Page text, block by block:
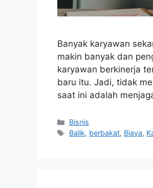
Banyak karyawan
makin banyak dan
karyawan berkinerja
baru itu. Jadi, tidak
saat ini adalah
Kategori
Bisnis
Tag
Balik, berbakat, Biaya,